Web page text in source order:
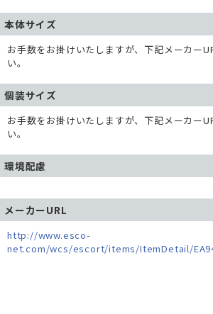
本体サイズ
お手数をお掛けいたしますが、下記メーカー
い。
個装サイズ
お手数をお掛けいたしますが、下記メーカー
い。
環境配慮
メーカーURL
http://www.esco-
net.com/wcs/escort/items/ItemDetail/